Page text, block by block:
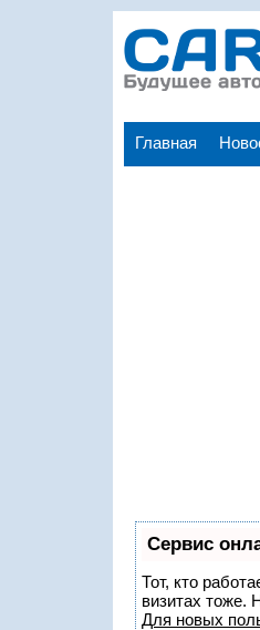
Главная
Сервис
Тот, кто
визитах
Для новых